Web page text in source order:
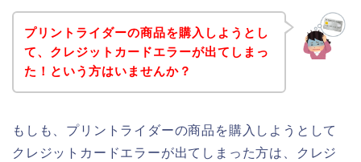
プリントライダーの商品を購入しようとし
て、クレジットカードエラーが出てしまっ
た！という方はいませんか？
もしも、プリントライダーの商品を購入しようとして
クレジットカードエラーが出てしまった方は、クレジ